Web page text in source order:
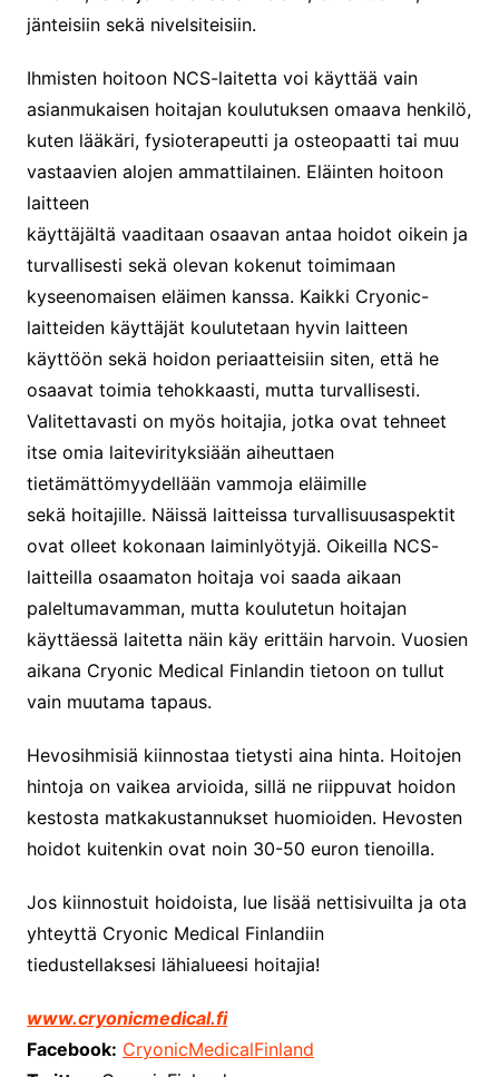
jänteisiin sekä nivelsiteisiin.
Ihmisten hoitoon NCS-laitetta voi käyttää vain
asianmukaisen hoitajan koulutuksen omaava henkilö,
kuten lääkäri, fysioterapeutti ja osteopaatti tai muu
vastaavien alojen ammattilainen. Eläinten hoitoon
laitteen
käyttäjältä vaaditaan osaavan antaa hoidot oikein ja
turvallisesti sekä olevan kokenut toimimaan
kyseenomaisen eläimen kanssa. Kaikki Cryonic-
laitteiden käyttäjät koulutetaan hyvin laitteen
käyttöön sekä hoidon periaatteisiin siten, että he
osaavat toimia tehokkaasti, mutta turvallisesti.
Valitettavasti on myös hoitajia, jotka ovat tehneet
itse omia laitevirityksiään aiheuttaen
tietämättömyydellään vammoja eläimille
sekä hoitajille. Näissä laitteissa turvallisuusaspektit
ovat olleet kokonaan laiminlyötyjä. Oikeilla NCS-
laitteilla osaamaton hoitaja voi saada aikaan
paleltumavamman, mutta koulutetun hoitajan
käyttäessä laitetta näin käy erittäin harvoin. Vuosien
aikana Cryonic Medical Finlandin tietoon on tullut
vain muutama tapaus.
Hevosihmisiä kiinnostaa tietysti aina hinta. Hoitojen
hintoja on vaikea arvioida, sillä ne riippuvat hoidon
kestosta matkakustannukset huomioiden. Hevosten
hoidot kuitenkin ovat noin 30-50 euron tienoilla.
Jos kiinnostuit hoidoista, lue lisää nettisivuilta ja ota
yhteyttä Cryonic Medical Finlandiin
tiedustellaksesi lähialueesi hoitajia!
www.cryonicmedical.fi
Facebook: CryonicMedicalFinland